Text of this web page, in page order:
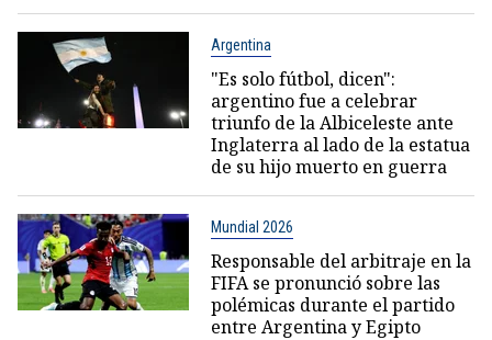
Argentina
"Es solo fútbol, dicen":
argentino fue a celebrar
triunfo de la Albiceleste ante
Inglaterra al lado de la estatua
de su hijo muerto en guerra
Mundial 2026
Responsable del arbitraje en la
FIFA se pronunció sobre las
polémicas durante el partido
entre Argentina y Egipto